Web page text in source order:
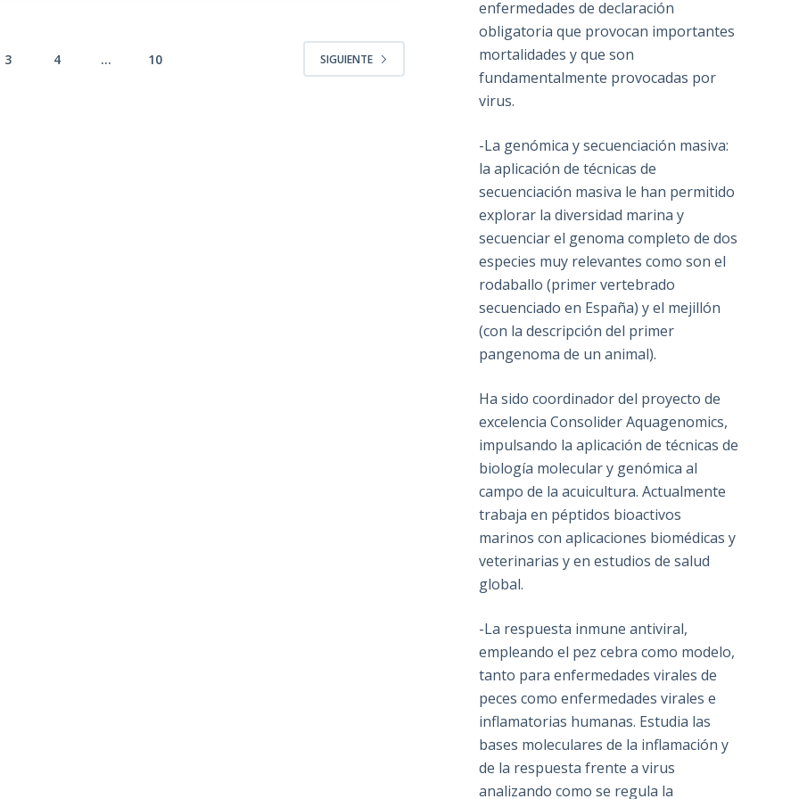
3 4 … 10 SIGUIENTE
enfermedades de declaración
obligatoria que provocan importantes
mortalidades y que son
fundamentalmente provocadas por
virus.
-La genómica y secuenciación masiva:
la aplicación de técnicas de
secuenciación masiva le han permitido
explorar la diversidad marina y
secuenciar el genoma completo de dos
especies muy relevantes como son el
rodaballo (primer vertebrado
secuenciado en España) y el mejillón
(con la descripción del primer
pangenoma de un animal).
Ha sido coordinador del proyecto de
excelencia Consolider Aquagenomics,
impulsando la aplicación de técnicas de
biología molecular y genómica al
campo de la acuicultura. Actualmente
trabaja en péptidos bioactivos
marinos con aplicaciones biomédicas y
veterinarias y en estudios de salud
global.
-La respuesta inmune antiviral,
empleando el pez cebra como modelo,
tanto para enfermedades virales de
peces como enfermedades virales e
inflamatorias humanas. Estudia las
bases moleculares de la inflamación y
de la respuesta frente a virus
analizando como se regula la